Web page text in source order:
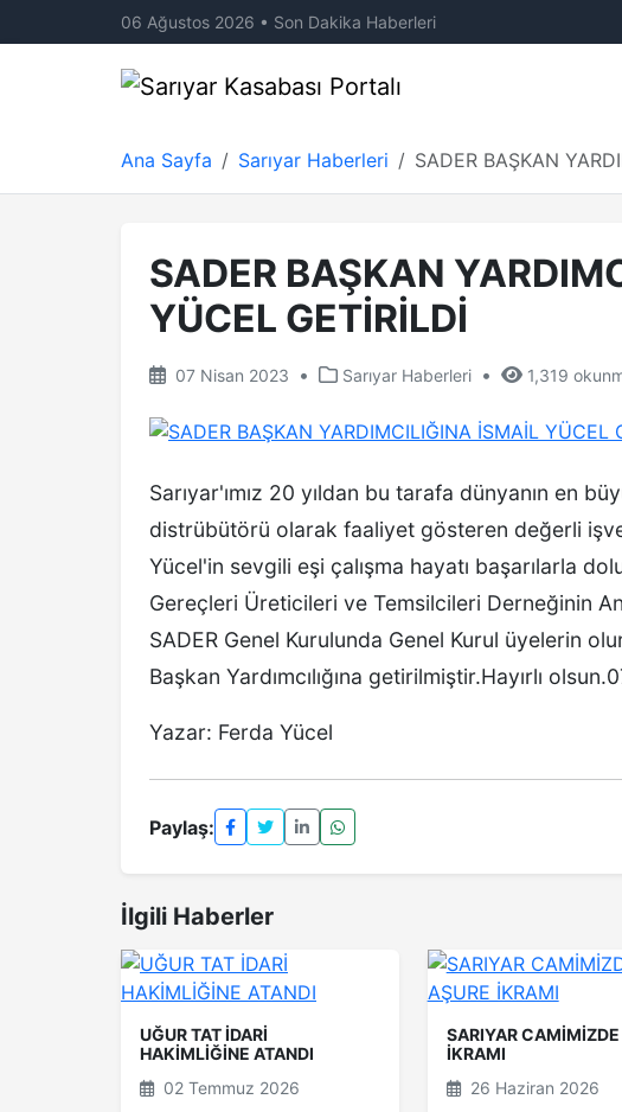
06 Ağustos 2026 • Son Dakika Haberleri
Ana Sayfa Sarıyar Haberleri SADER BAŞKAN
SADER BAŞKAN
YÜCEL GETİRİLDİ
07 Nisan 2023 • Sarıyar Haberleri • 1,319
Sarıyar'ımız 20 yıldan bu tarafa dünyanın en
distrübütörü olarak faaliyet gösteren değerli
Yücel'in sevgili eşi çalışma hayatı başarılarla
Gereçleri Üreticileri ve Temsilcileri Derneğinin
SADER Genel Kurulunda Genel Kurul üyelerin
Başkan Yardımcılığına getirilmiştir.Hayırlı
Yazar: Ferda Yücel
Paylaş:
İlgili Haberler
UĞUR TAT İDARİ
HAKİMLİĞİNE ATANDI
02 Temmuz 2026
SARIYAR CAMİMİZDE
İKRAMI
26 Haziran 2026